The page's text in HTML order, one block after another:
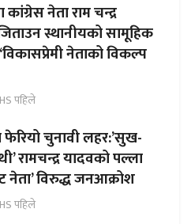
कांग्रेस नेता राम चन्द्र
स्थानीयको सामूहिक
‘विकासप्रेमी नेताको विकल्प
पहिले
फेरियो चुनावी लहर:’सुख-
रामचन्द्र यादवको पल्ला
नेता’ विरुद्ध जनआक्रोश
पहिले